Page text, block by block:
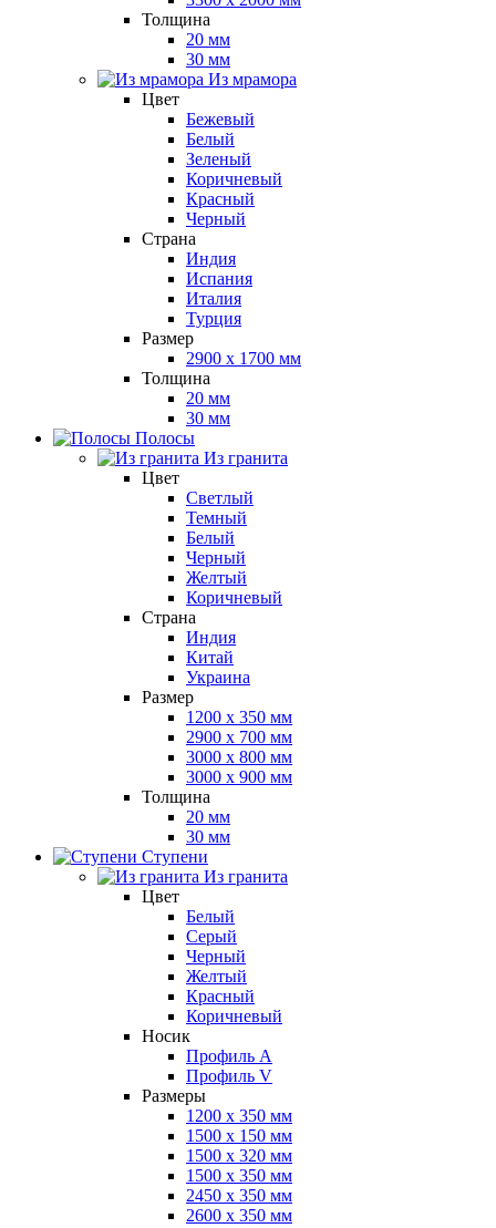
Толщина
20 мм
30 мм
Из мрамора
Цвет
Бежевый
Белый
Зеленый
Коричневый
Красный
Черный
Страна
Индия
Испания
Италия
Турция
Размер
2900 x 1700 мм
Толщина
20 мм
30 мм
Полосы
Из гранита
Цвет
Светлый
Темный
Белый
Черный
Желтый
Коричневый
Страна
Индия
Китай
Украина
Размер
1200 x 350 мм
2900 x 700 мм
3000 x 800 мм
3000 x 900 мм
Толщина
20 мм
30 мм
Ступени
Из гранита
Цвет
Белый
Серый
Черный
Желтый
Красный
Коричневый
Носик
Профиль A
Профиль V
Размеры
1200 x 350 мм
1500 x 150 мм
1500 x 320 мм
1500 x 350 мм
2450 x 350 мм
2600 x 350 мм